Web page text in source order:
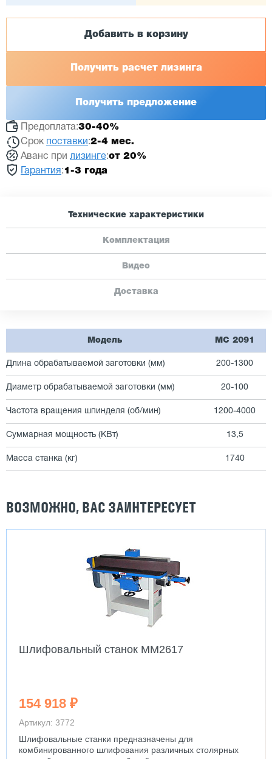
Добавить в корзину
Получить расчет лизинга
Получить предложение
Предоплата:30-40%
Срок поставки :2-4 мес.
Аванс при лизинге:от 20%
Гарантия :1-3 года
Технические характеристики
Комплектация
Видео
Доставка
Модель MC 2091
Длина обрабатываемой заготовки (мм) 200-1300
Диаметр обрабатываемой заготовки (мм) 20-100
Частота вращения шпинделя (об/мин) 1200-4000
Суммарная мощность (КВт) 13,5
Масса станка (кг) 1740
ВОЗМОЖНО, ВАС ЗАИНТЕРЕСУЕТ
Шлифовальный станок MM2617
154 918 ₽
Артикул: 3772
Шлифовальные станки предназначены для
комбинированного шлифования различных столярных